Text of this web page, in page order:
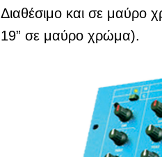
Διαθέσιμο και σε μαύρο
19” σε μαύρο χρώμα).